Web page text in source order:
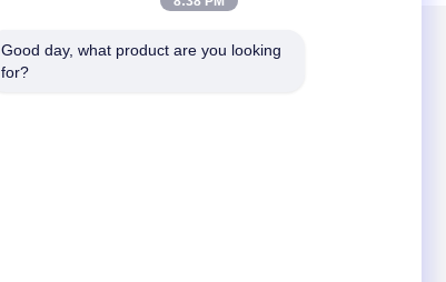
Envíenos un correo
Good day, what product are you looking
for?